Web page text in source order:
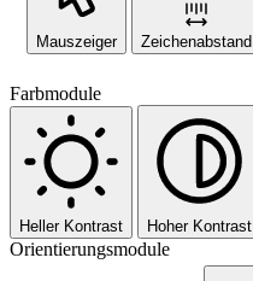
Mauszeiger Zeichenabstand
Farbmodule
Heller Kontrast Hoher Kontrast
Orientierungsmodule